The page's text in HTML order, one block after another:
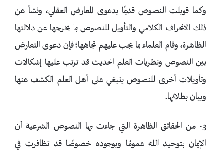
وكما قوبلت النصوص قديمًا بدعوى المعارض العقلي، ونشأ عن
ذلك الانحراف الكلامي والتأويل للنصوص بما يخرجها عن دلالتها
الظاهرة، وقام العلماء بما يجب عليهم تجاهها؛ فإن دعوى التعارض
بين النصوص ونظريات العلم الحديث قد ترتب عليها إشكالات
وتأويلات أخرى للنصوص ينبغي على أهل العلم الكشف عنها
وبيان بطلانها.
3- من الحقائق الظاهرة التي جاءت بها النصوص الشرعية أن
الإيمان بتوحيد الله عمومًا وبوجوده خصوصًا قد تظافرت في